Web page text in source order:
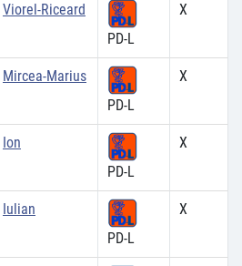
Viorel-Riceard
PD-L
X
Mircea-Marius
PD-L
X
Ion
PD-L
X
Iulian
PD-L
X